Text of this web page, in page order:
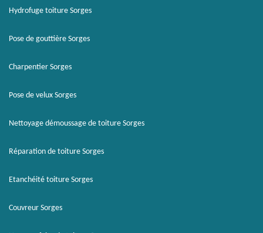
Hydrofuge toiture Sorges
Pose de gouttière Sorges
Charpentier Sorges
Pose de velux Sorges
Nettoyage démoussage de toiture Sorges
Réparation de toiture Sorges
Etanchéité toiture Sorges
Couvreur Sorges